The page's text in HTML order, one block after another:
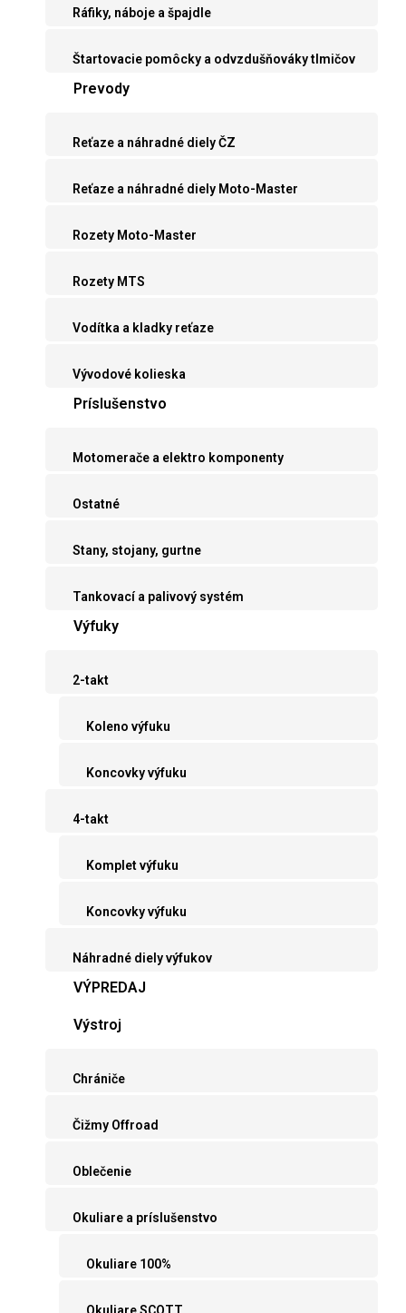
Ráfiky, náboje a špajdle
Štartovacie pomôcky a odvzdušňováky tlmičov
Prevody
Reťaze a náhradné diely ČZ
Reťaze a náhradné diely Moto-Master
Rozety Moto-Master
Rozety MTS
Vodítka a kladky reťaze
Vývodové kolieska
Príslušenstvo
Motomerače a elektro komponenty
Ostatné
Stany, stojany, gurtne
Tankovací a palivový systém
Výfuky
2-takt
Koleno výfuku
Koncovky výfuku
4-takt
Komplet výfuku
Koncovky výfuku
Náhradné diely výfukov
VÝPREDAJ
Výstroj
Chrániče
Čižmy Offroad
Oblečenie
Okuliare a príslušenstvo
Okuliare 100%
Okuliare SCOTT